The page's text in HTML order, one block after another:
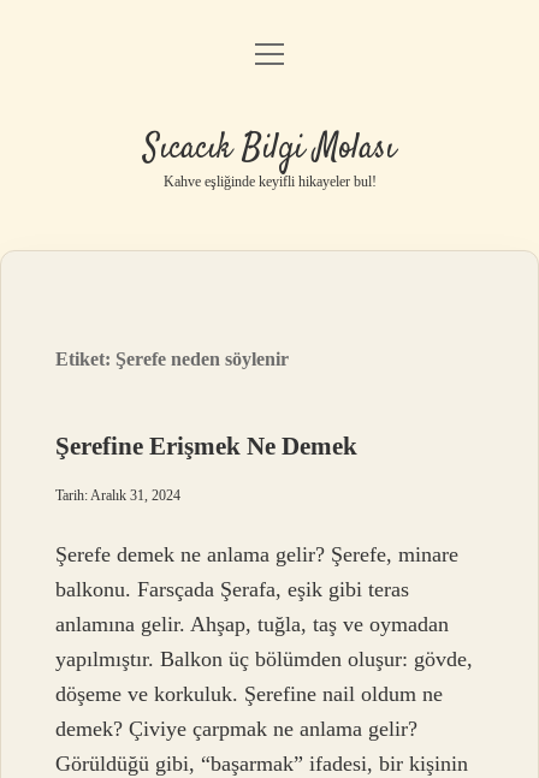
Anasayfa
Yasal Uyarı
menüyü
Sıcacık Bilgi Molası
Kahve eşliğinde keyifli hikayeler bul!
Etiket: Şerefe neden söylenir
Şerefine Erişmek Ne Demek
Tarih: Aralık 31, 2024
Şerefe demek ne anlama gelir? Şerefe, minare
balkonu. Farsçada Şerafa, eşik gibi teras
anlamına gelir. Ahşap, tuğla, taş ve oymadan
yapılmıştır. Balkon üç bölümden oluşur: gövde,
döşeme ve korkuluk. Şerefine nail oldum ne
demek? Çiviye çarpmak ne anlama gelir?
Görüldüğü gibi, “başarmak” ifadesi, bir kişinin